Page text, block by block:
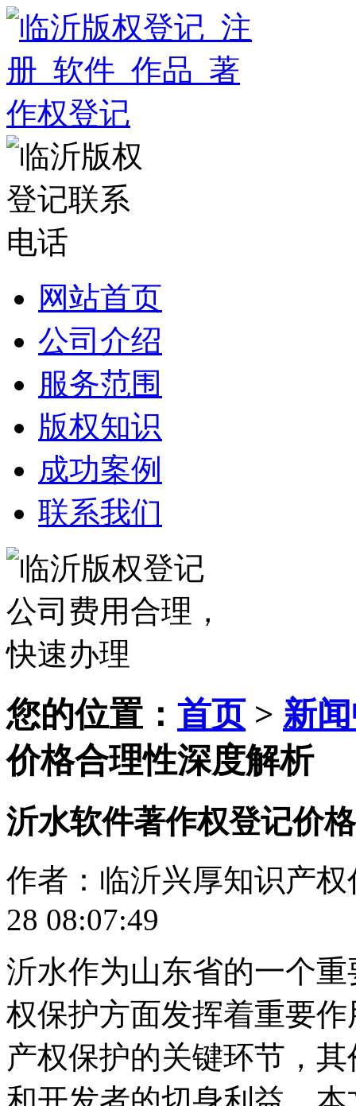
网站首页
公司介绍
服务范围
版权知识
成功案例
联系我们
您的位置： 首页> 新
价格合理性深度解析
沂水软件著作权登记价
作者：临沂兴厚知识产
28 08:07:49
沂水作为山东省的一个
权保护方面发挥着重要
产权保护的关键环节，